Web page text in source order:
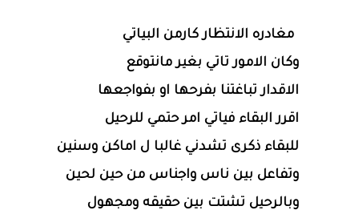
مغادره الانتظار كارمن البياتي
وكان الامور تاتي بغير مانتوقع
الاقدار تباغتنا بفرحها او بفواجعها
اقرر البقاء فياتي امر حتمي للرحيل
للبقاء ذكرى تشدني غالبا ل اماكن وسنين
وتفاعل بين ناس واجناس من حين لحين
وبالرحيل تشتت بين حقيقه ومجهول